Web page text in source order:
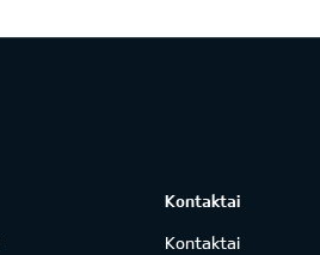
Kontaktai
Kontaktai